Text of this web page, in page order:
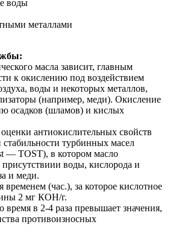
воды
металлами
масла зависит, главным
к окислению под воздействием
воды и некоторых металлов,
(например, меди). Окисление
осадков (шламов) и кислых
антиокислительных свойств
турбинных масел
— TOST), в котором масло
присутствиии воды, кислорода и
и меди.
временем (час.), за которое кислотное
2 мг КОН/г.
время в 2-4 раза превышает значения,
противоизносных